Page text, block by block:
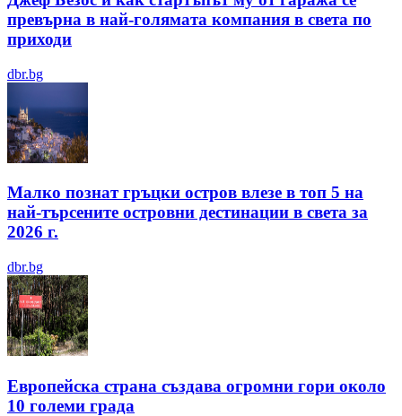
превърна в най-голямата компания в света по
приходи
dbr.bg
Малко познат гръцки остров влезе в топ 5 на
най-търсените островни дестинации в света за
2026 г.
dbr.bg
Европейска страна създава огромни гори около
10 големи града